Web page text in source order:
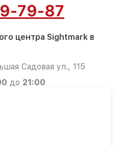
79-87
центра Sightmark в
Садовая ул., 115
до 21:00